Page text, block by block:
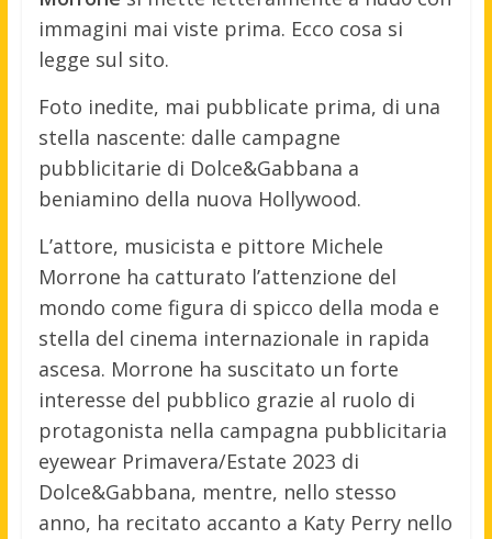
immagini mai viste prima. Ecco cosa si
legge sul sito.
Foto inedite, mai pubblicate prima, di una
stella nascente: dalle campagne
pubblicitarie di Dolce&Gabbana a
beniamino della nuova Hollywood.
L’attore, musicista e pittore Michele
Morrone ha catturato l’attenzione del
mondo come figura di spicco della moda e
stella del cinema internazionale in rapida
ascesa. Morrone ha suscitato un forte
interesse del pubblico grazie al ruolo di
protagonista nella campagna pubblicitaria
eyewear Primavera/Estate 2023 di
Dolce&Gabbana, mentre, nello stesso
anno, ha recitato accanto a Katy Perry nello